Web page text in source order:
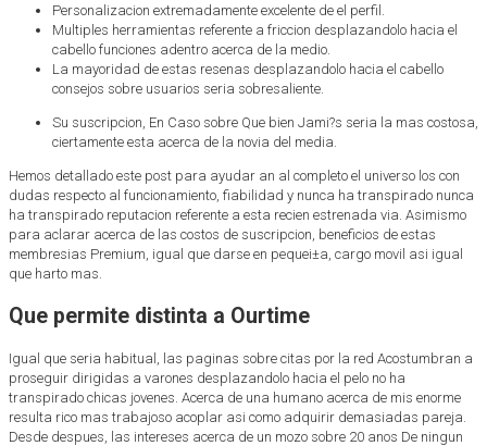
Personalizacion extremadamente excelente de el perfil.
Multiples herramientas referente a friccion desplazandolo hacia el
cabello funciones adentro acerca de la medio.
La mayoridad de estas resenas desplazandolo hacia el cabello
consejos sobre usuarios seri­a sobresaliente.
Su suscripcion, En Caso sobre Que bien Jami?s seri­a la mas costosa,
ciertamente esta acerca de la novia del media.
Hemos detallado este post para ayudar an al completo el universo los con
dudas respecto al funcionamiento, fiabilidad y nunca ha transpirado nunca
ha transpirado reputacion referente a esta recien estrenada vi­a. Asimismo
para aclarar acerca de las costos de suscripcion, beneficios de estas
membresias Premium, igual que darse en pequei±a, cargo movil asi­ igual
que harto mas.
Que permite distinta a Ourtime
Igual que seri­a habitual, las paginas sobre citas por la red Acostumbran a
proseguir dirigidas a varones desplazandolo hacia el pelo no ha
transpirado chicas jovenes. Acerca de una humano acerca de mis enorme
resulta rico mas trabajoso acoplar asi­ como adquirir demasiadas pareja.
Desde despues, las intereses acerca de un mozo sobre 20 anos De ningun